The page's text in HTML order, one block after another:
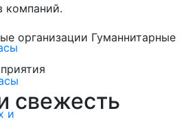
и
компаний.
организации Гуманнитарные
свежесть